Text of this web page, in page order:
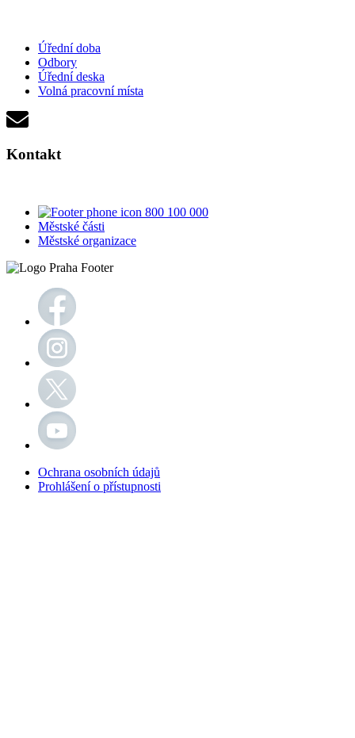
Úřední doba
Odbory
Úřední deska
Volná pracovní místa
Kontakt
800 100 000
Městské části
Městské organizace
Ochrana osobních údajů
Prohlášení o přístupnosti